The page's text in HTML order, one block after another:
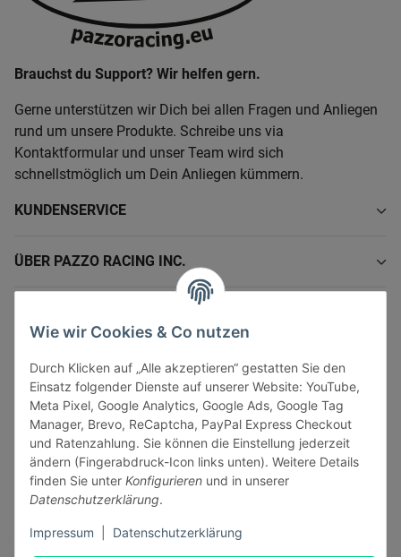
Wie wir Cookies & Co nutzen
Durch Klicken auf „Alle akzeptieren“ gestatten Sie den
Einsatz folgender Dienste auf unserer Website: YouTube,
Meta Pixel, Google Analytics, Google Ads, Google Tag
Manager, Brevo, ReCaptcha, PayPal Express Checkout
und Ratenzahlung. Sie können die Einstellung jederzeit
ändern (Fingerabdruck-Icon links unten). Weitere Details
finden Sie unter Konfigurieren und in unserer
Datenschutzerklärung.
Impressum Datenschutzerklärung
Brauchst du Support? Wir helfen gern.
Gerne unterstützen wir Dich bei allen Fragen und Anliegen
rund um unsere Produkte. Schreibe uns via
Kontaktformular und unser Team wird sich
schnellstmöglich um Dein Anliegen kümmern.
KUNDENSERVICE
ÜBER PAZZO RACING INC.
GESETZLICHE INFORMATIONEN
Vertrag widerrufen
Sicher bezahlen via: